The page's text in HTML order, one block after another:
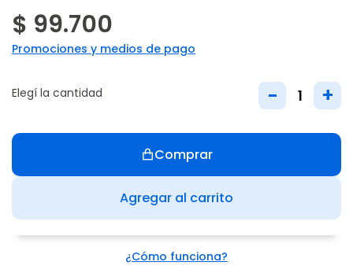
$ 99.700
Promociones y medios de pago
Elegí la cantidad - +
Agregar al carrito
Comprar
¿Cómo funciona?